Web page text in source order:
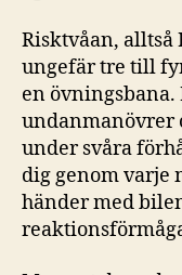
Risktvåan,
ungefär tre till
en övningsbana.
undanmanövrer
under svåra
dig genom varje
händer med